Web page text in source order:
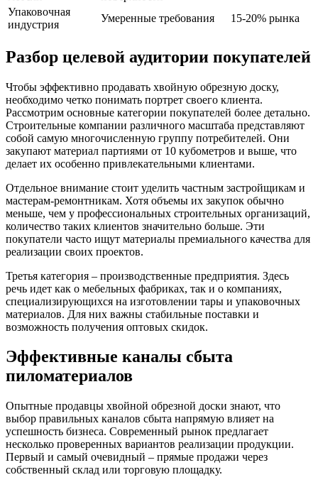
Упаковочная
индустрия
Умеренные требования 15-20% рынка
Разбор целевой аудитории покупателей
Чтобы эффективно продавать хвойную обрезную доску,
необходимо четко понимать портрет своего клиента.
Рассмотрим основные категории покупателей более детально.
Строительные компании различного масштаба представляют
собой самую многочисленную группу потребителей. Они
закупают материал партиями от 10 кубометров и выше, что
делает их особенно привлекательными клиентами.
Отдельное внимание стоит уделить частным застройщикам и
мастерам-ремонтникам. Хотя объемы их закупок обычно
меньше, чем у профессиональных строительных организаций,
количество таких клиентов значительно больше. Эти
покупатели часто ищут материалы премиального качества для
реализации своих проектов.
Третья категория – производственные предприятия. Здесь
речь идет как о мебельных фабриках, так и о компаниях,
специализирующихся на изготовлении тары и упаковочных
материалов. Для них важны стабильные поставки и
возможность получения оптовых скидок.
Эффективные каналы сбыта
пиломатериалов
Опытные продавцы хвойной обрезной доски знают, что
выбор правильных каналов сбыта напрямую влияет на
успешность бизнеса. Современный рынок предлагает
несколько проверенных вариантов реализации продукции.
Первый и самый очевидный – прямые продажи через
собственный склад или торговую площадку.